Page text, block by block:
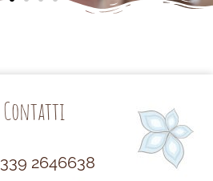
Contatti
339 2646638